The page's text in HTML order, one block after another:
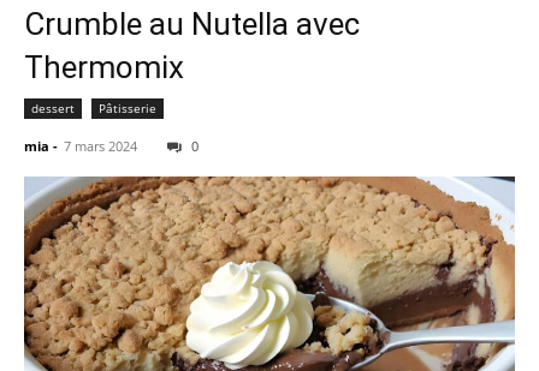
Crumble au Nutella avec
Thermomix
dessert Pâtisserie
mia - 7 mars 2024 0